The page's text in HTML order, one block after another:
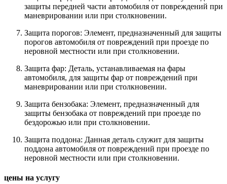
защиты передней части автомобиля от повреждений при
маневрировании или при столкновении.
Защита порогов: Элемент, предназначенный для защиты
порогов автомобиля от повреждений при проезде по
неровной местности или при столкновении.
Защита фар: Деталь, устанавливаемая на фары
автомобиля, для защиты фар от повреждений при
маневрировании или при столкновении.
Защита бензобака: Элемент, предназначенный для
защиты бензобака от повреждений при проезде по
бездорожью или при столкновении.
Защита поддона: Данная деталь служит для защиты
поддона автомобиля от повреждений при проезде по
неровной местности или при столкновении.
цены на услугу